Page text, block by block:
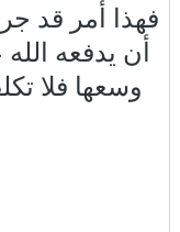
فهذا أمر قد
أن يدفعه
وسعها فلا